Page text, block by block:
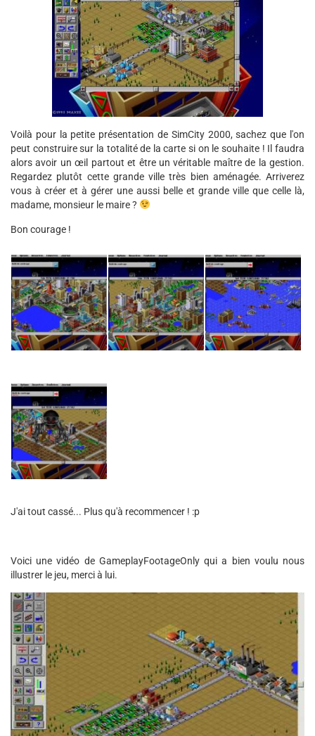
Voilà pour la petite présentation de SimCity 2000, sachez que l'on
peut construire sur la totalité de la carte si on le souhaite ! Il faudra
alors avoir un œil partout et être un véritable maître de la gestion.
Regardez plutôt cette grande ville très bien aménagée. Arriverez
vous à créer et à gérer une aussi belle et grande ville que celle là,
madame, monsieur le maire ?
Bon courage !
J'ai tout cassé... Plus qu'à recommencer ! :p
Voici une vidéo de GameplayFootageOnly qui a bien voulu nous
illustrer le jeu, merci à lui.